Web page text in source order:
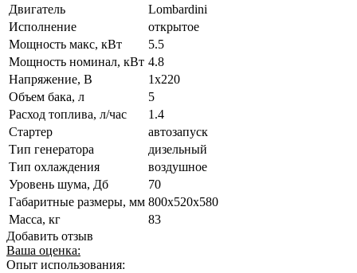
Двигатель
Lombardini
Исполнение
открытое
Мощность макс, кВт
5.5
Мощность номинал, кВт 4.8
Напряжение, В
1x220
Объем бака, л
5
Расход топлива, л/час
1.4
Стартер
автозапуск
Тип генератора
дизельный
Тип охлаждения
воздушное
Уровень шума, Дб
70
Габаритные размеры, мм 800х520х580
Масса, кг
83
Добавить отзыв
Ваша оценка:
Опыт использования: